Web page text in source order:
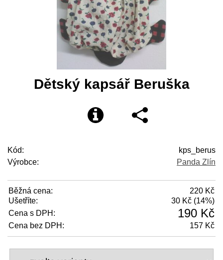
Dětský kapsář Beruška
Kód:
kps_berus
Výrobce:
Panda Zlín
Běžná cena:
220 Kč
Ušetříte:
30 Kč (14%)
Cena s DPH:
190 Kč
Cena bez DPH: 157 Kč